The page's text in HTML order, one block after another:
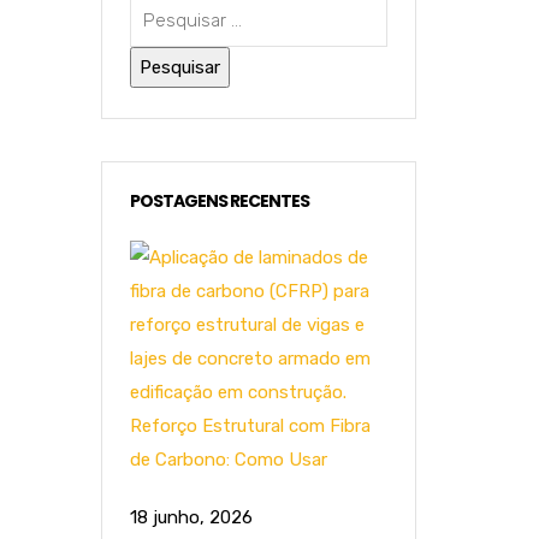
POSTAGENS RECENTES
Reforço Estrutural com Fibra
de Carbono: Como Usar
18 junho, 2026